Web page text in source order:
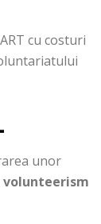
cu costuri
unor
volunteerism